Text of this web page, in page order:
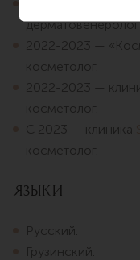
2022-2023 —
косметолог.
2022-2023 —
косметолог.
С 2023 — клиника
косметолог.
Языки
Русский.
Грузинский.